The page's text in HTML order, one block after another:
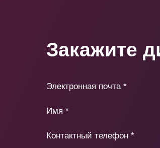
Закажите
Электронная почта *
Имя *
Контактный телефон *